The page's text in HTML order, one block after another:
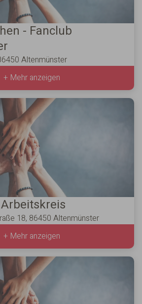
- Fanclub
Altenmünster
+ Mehr anzeigen
18, 86450 Altenmünster
+ Mehr anzeigen